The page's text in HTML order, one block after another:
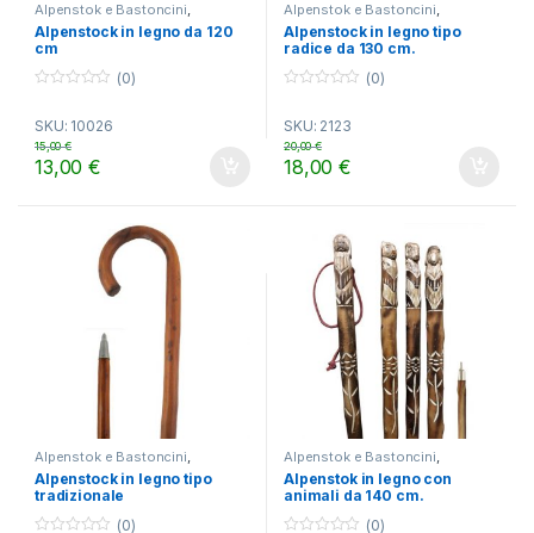
Alpenstok e Bastoncini,
TREKKING
Alpenstock in legno da 120
cm
u
t
o
f
(0)
SKU: 10026
13,00€
15,00€
Alpenstok e Bastoncini,
TREKKING
Alpenstock in legno tipo
radice da 130 cm.
u
t
o
f
(0)
SKU: 2123
18,00€
20,00€
Alpenstok e Bastoncini,
TREKKING
Alpenstock in legno tipo
tradizionale
(0)
Alpenstok e Bastoncini,
TREKKING
Alpenstok in legno con
animali da 140 cm.
(0)